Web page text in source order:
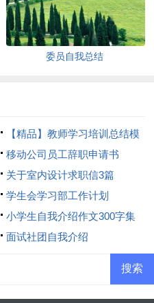
委员自我总结
【精品】教师学习培训总结模
板8篇
移动公司员工辞职申请书
关于室内设计求职信3篇
学生会学习部工作计划
小学生自我介绍作文300字集
合7篇
面试社团自我介绍